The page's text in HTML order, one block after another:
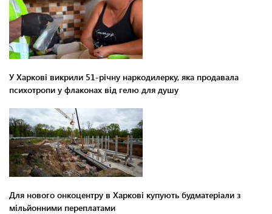
У Харкові викрили 51-річну наркодилерку, яка продавала
психотропи у флаконах від гелю для душу
Для нового онкоцентру в Харкові купують будматеріали з
мільйонними переплатами